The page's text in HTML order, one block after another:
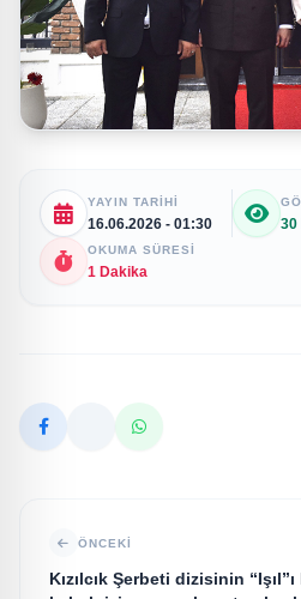
YAYIN TARIHI
16.06.2026 - 01:30 30
OKUMA SÜRESI
1 Dakika
ÖNCEKI
Kızılcık Şerbeti dizisinin